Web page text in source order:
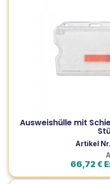
Diese praktische
einem leicht
und vielseitig Für
Ausweishülle mit
Artikel
66,72 €
Zum
In den